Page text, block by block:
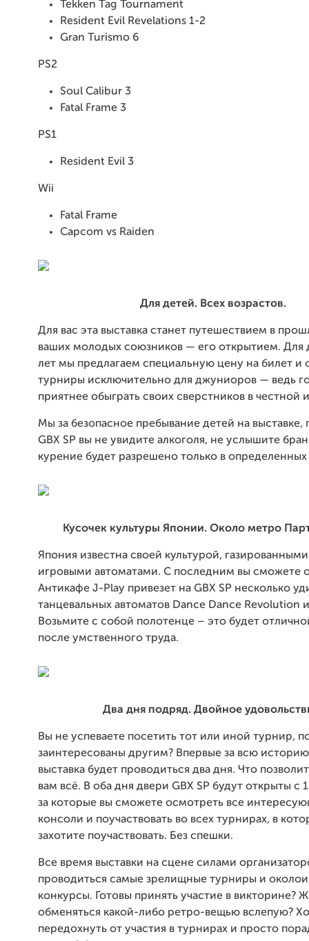
Tekken Tag Tournament
Resident Evil Revelations 1-2
Gran Turismo 6
PS2
Soul Calibur 3
Fatal Frame 3
PS1
Resident Evil 3
Wii
Fatal Frame
Capcom vs Raiden
Для детей. Всех возрастов.
Для вас эта выставка станет путешествием в
ваших молодых союзников — его открытием. Для
лет мы предлагаем специальную цену на билет и
турниры исключительно для джуниоров — ведь
приятнее обыграть своих сверстников в честной
Мы за безопасное пребывание детей на выставке,
GBX SP вы не увидите алкоголя, не услышите
курение будет разрешено только в определенных
Кусочек культуры Японии. Около метро
Япония известна своей культурой,
игровыми автоматами. С последним вы сможете
Антикафе J-Play привезет на GBX SP несколько
танцевальных автоматов Dance Dance Revolution
Возьмите с собой полотенце – это будет
после умственного труда.
Два дня подряд. Двойное
Вы не успеваете посетить тот или иной турнир,
заинтересованы другим? Впервые за всю историю
выставка будет проводиться два дня. Что
вам всё. В оба дня двери GBX SP будут открыты с
за которые вы сможете осмотреть все
консоли и поучаствовать во всех турнирах, в
захотите поучаствовать. Без спешки.
Все время выставки на сцене силами
проводиться самые зрелищные турниры и
конкурсы. Готовы принять участие в викторине?
обменяться какой-либо ретро-вещью вслепую?
передохнуть от участия в турнирах и просто